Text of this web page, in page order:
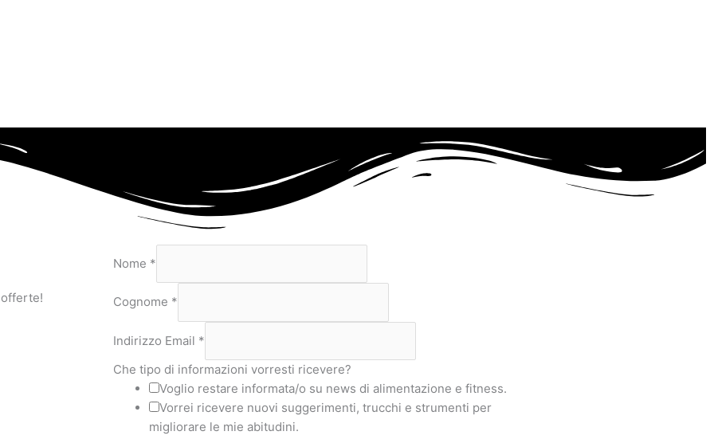
Nome *
Cognome *
Indirizzo Email *
Che tipo di informazioni vorresti ricevere?
Voglio restare informata/o su news di alimentazione e fitness.
Vorrei ricevere nuovi suggerimenti, trucchi e strumenti per
migliorare le mie abitudini.